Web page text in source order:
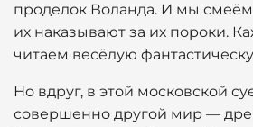
проделок Воланда. И мы
их наказывают за их пороки.
читаем весёлую
Но вдруг, в этой московской
совершенно другой мир —